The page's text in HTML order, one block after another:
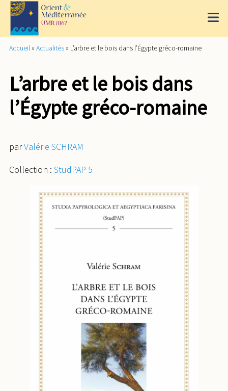
Accueil » Actualités » L’arbre et le bois dans l’Égypte gréco-romaine
L’arbre et le bois dans
l’Égypte gréco-romaine
parValérie SCHRAM
Collection : StudPAP 5